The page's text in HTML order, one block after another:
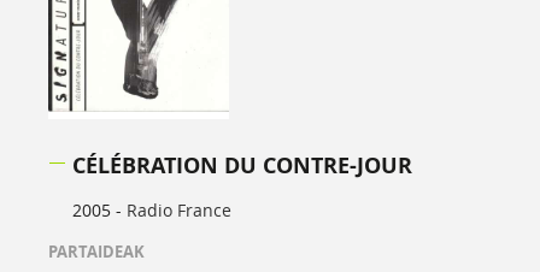
CÉLÉBRATION DU CONTRE-JOUR
2005 - Radio France
PARTAIDEAK